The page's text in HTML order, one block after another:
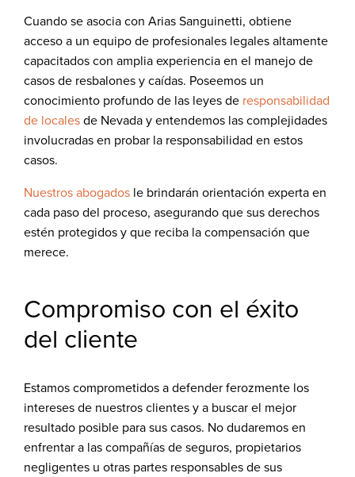
Cuando se asocia con Arias Sanguinetti, obtiene
acceso a un equipo de profesionales legales altamente
capacitados con amplia experiencia en el manejo de
casos de resbalones y caídas. Poseemos un
conocimiento profundo de las leyes de responsabilidad
de localesde Nevada y entendemos las complejidades
involucradas en probar la responsabilidad en estos
casos.
Nuestros abogados le brindarán orientación experta en
cada paso del proceso, asegurando que sus derechos
estén protegidos y que reciba la compensación que
merece.
Compromiso con el éxito
del cliente
Estamos comprometidos a defender ferozmente los
intereses de nuestros clientes y a buscar el mejor
resultado posible para sus casos. No dudaremos en
enfrentar a las compañías de seguros, propietarios
negligentes u otras partes responsables de sus